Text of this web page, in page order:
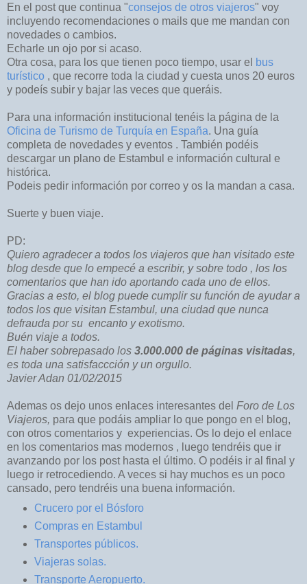
En el post que continua "consejos de otros viajeros" voy
incluyendo recomendaciones o mails que me mandan con
novedades o cambios.
Echarle un ojo por si acaso.
Otra cosa, para los que tienen poco tiempo, usar el
bus
turístico , que recorre toda la ciudad y cuesta unos 20 euros
y podeís subir y bajar las veces que queráis.
Para una información institucional tenéis la página de la
Oficina de Turismo de Turquía en España. Una guía
completa de novedades y eventos . También podéis
descargar un plano de Estambul e información cultural e
histórica.
Podeis pedir información por correo y os la mandan a casa.
Suerte y buen viaje.
PD:
Quiero agradecer a todos los viajeros que han visitado este
blog desde que lo empecé a escribir, y sobre todo , los los
comentarios que han ido aportando cada uno de ellos.
Gracias a esto, el blog puede cumplir su función de ayudar a
todos los que visitan Estambul, una ciudad que nunca
defrauda por su encanto y exotismo.
Buén viaje a todos.
El haber sobrepasado los 3.000.000 de páginas visitadas,
es toda una satisfaccción y un orgullo.
Javier Adan 01/02/2015
Ademas os dejo unos enlaces interesantes del Foro de Los
Viajeros, para que podáis ampliar lo que pongo en el blog,
con otros comentarios y experiencias. Os lo dejo el enlace
en los comentarios mas modernos , luego tendréis que ir
avanzando por los post hasta el último. O podéis ir al final y
luego ir retrocediendo. A veces si hay muchos es un poco
cansado, pero tendréis una buena información.
Crucero por el Bósforo
Compras en Estambul
Transportes públicos.
Viajeras solas.
Transporte Aeropuerto.